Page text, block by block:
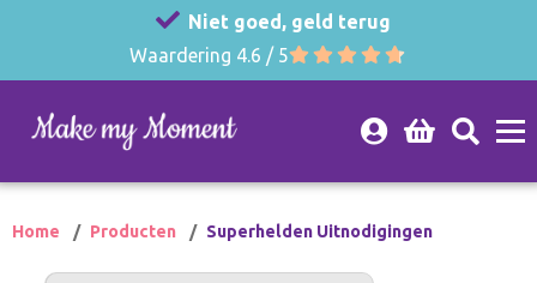
Niet goed, geld terug
Waardering 4.6 / 5
Home Producten Superhelden Uitnodigingen